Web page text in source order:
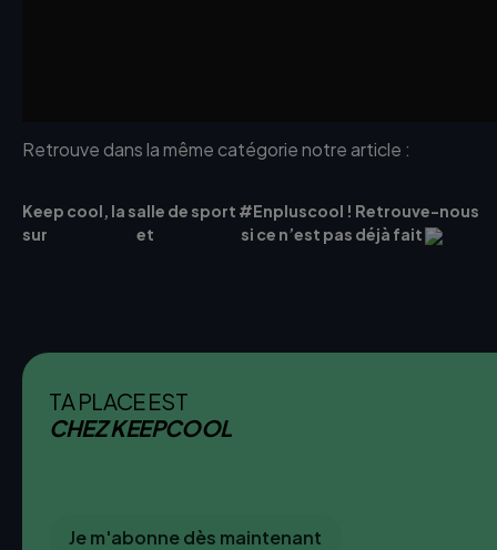
TA PLACE EST
CHEZ KEEPCOOL
Je m'abonne dès maintenant
Retrouve dans la même catégorie notre article :
améliorer son bien-être au quotidien
Keep cool, la salle de sport #Enpluscool ! Retrouve-nous
sur
et si ce n’est pas déjà fait